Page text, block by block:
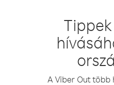
A Viber Out